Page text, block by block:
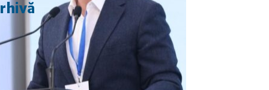
mai 2025
Ma Mi D
3
4